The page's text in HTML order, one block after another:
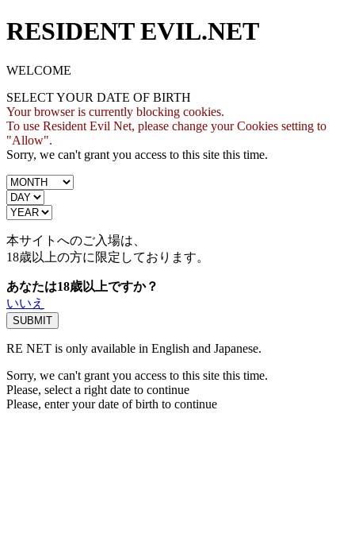
RESIDENT EVIL.NET
WELCOME
SELECT YOUR DATE OF BIRTH
Your browser is currently blocking cookies.
To use Resident Evil Net, please change your Cookies setting to
"Allow".
Sorry, we can't grant you access to this site this time.
本サイトへのご入場は、
18歳以上の方に限定しております。
あなたは18歳以上ですか？
いいえ
RE NET is only available in English and Japanese.
Sorry, we can't grant you access to this site this time.
Please, select a right date to continue
Please, enter your date of birth to continue